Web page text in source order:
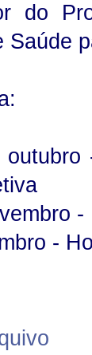
do
Saúde
-